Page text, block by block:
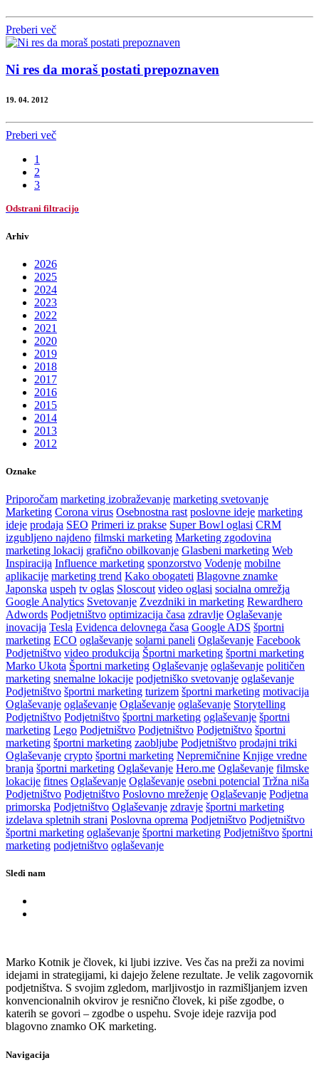
Preberi več
Ni res da moraš postati prepoznaven
19. 04. 2012
Preberi več
1
2
3
Odstrani filtracijo
Arhiv
2026
2025
2024
2023
2022
2021
2020
2019
2018
2017
2016
2015
2014
2013
2012
Oznake
Priporočam marketing izobraževanje marketing svetovanje
Marketing Corona virus Osebnostna rast poslovne ideje marketing
ideje prodaja SEO Primeri iz prakse Super Bowl oglasi CRM
izgubljeno najdeno filmski marketing Marketing zgodovina
marketing lokacij grafično obilkovanje Glasbeni marketing Web
Inspiracija Influence marketing sponzorstvo Vodenje mobilne
aplikacije marketing trend Kako obogateti Blagovne znamke
Japonska uspeh tv oglas Sloscout video oglasi socialna omrežja
Google Analytics Svetovanje Zvezdniki in marketing Rewardhero
Adwords Podjetništvo optimizacija časa zdravlje Oglaševanje
inovacija Tesla Evidenca delovnega časa Google ADS športni
marketing ECO oglaševanje solarni paneli Oglaševanje Facebook
Podjetništvo video produkcija Športni marketing športni marketing
Marko Ukota Športni marketing Oglaševanje oglaševanje političen
marketing snemalne lokacije podjetniško svetovanje oglaševanje
Podjetništvo športni marketing turizem športni marketing motivacija
Oglaševanje oglaševanje Oglaševanje oglaševanje Storytelling
Podjetništvo Podjetništvo športni marketing oglaševanje športni
marketing Lego Podjetništvo Podjetništvo Podjetništvo športni
marketing športni marketing zaobljube Podjetništvo prodajni triki
Oglaševanje crypto športni marketing Nepremičnine Knjige vredne
branja športni marketing Oglaševanje Hero.me Oglaševanje filmske
lokacije fitnes Oglaševanje Oglaševanje osebni potencial Tržna niša
Podjetništvo Podjetništvo Poslovno mreženje Oglaševanje Podjetna
primorska Podjetništvo Oglaševanje zdravje športni marketing
izdelava spletnih strani Poslovna oprema Podjetništvo Podjetništvo
športni marketing oglaševanje športni marketing Podjetništvo športni
marketing podjetništvo oglaševanje
Sledi nam
Marko Kotnik je človek, ki ljubi izzive. Ves čas na preži za novimi
idejami in strategijami, ki dajejo želene rezultate. Je velik zagovornik
podjetništva. S svojim zgledom, marljivostjo in razmišljanjem izven
konvencionalnih okvirov je resnično človek, ki piše zgodbe, o
katerih se govori – zgodbe o uspehu. Svoje ideje razvija pod
blagovno znamko OK marketing.
Navigacija